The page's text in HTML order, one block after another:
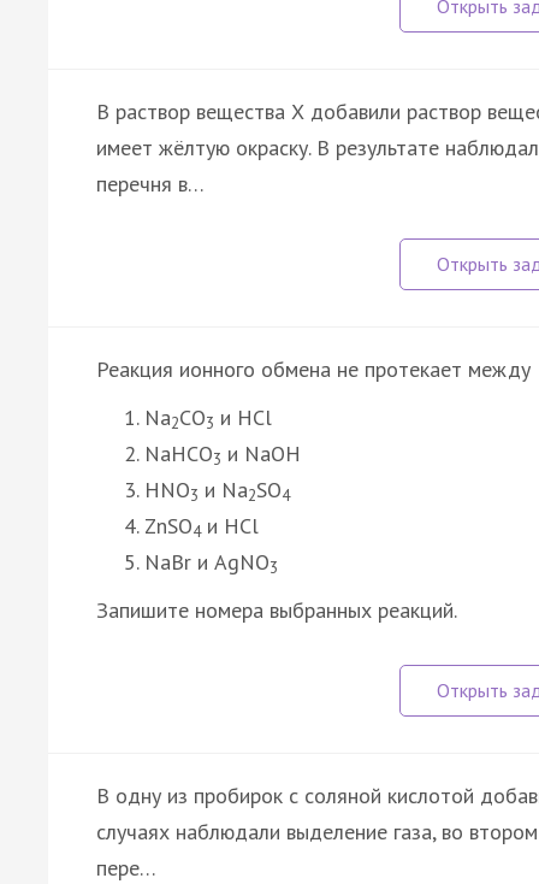
В раствор вещества Х добавили раствор
имеет жёлтую окраску. В результате
перечня в…
Реакция ионного обмена не протекает между
Na2CO3 и HCl
NaHCO3 и NaOH
HNO3 и Na2SO4
ZnSO4и HCl
NaBr и AgNO3
Запишите номера выбранных реакций.
В одну из пробирок с соляной кислотой
случаях наблюдали выделение газа, во
пере…